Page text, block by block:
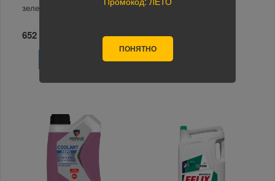
зеленый G11 3кг
652 руб.
LLC зеленый 1кг
366 руб.
ПОНЯТНО